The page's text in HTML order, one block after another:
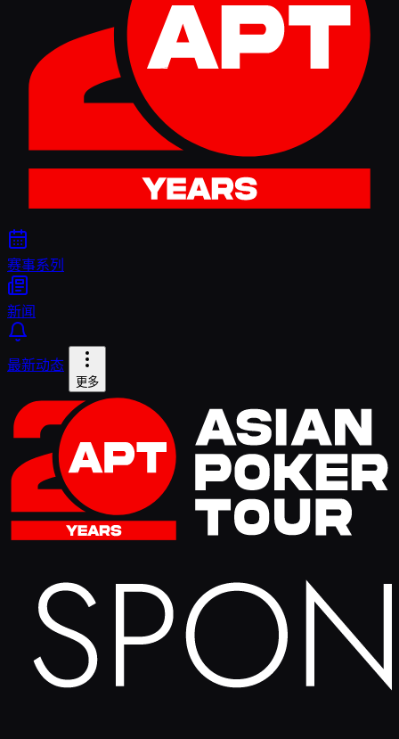
赛事系列
新闻
最新动态
更多